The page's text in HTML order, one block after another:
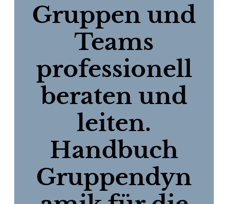
Gruppen und
Teams
professionell
beraten und
leiten.
Handbuch
Gruppendyn